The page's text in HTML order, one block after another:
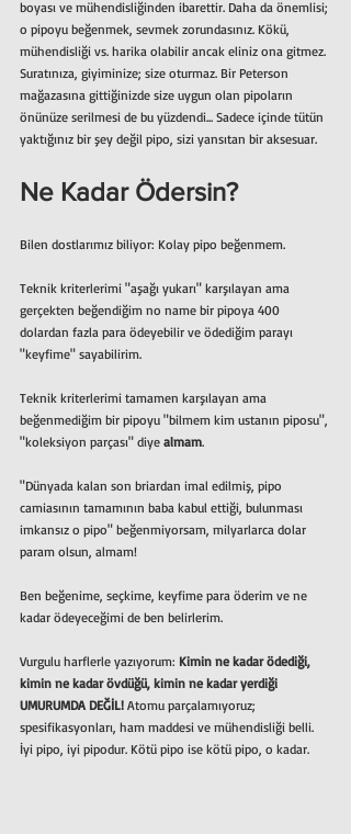
boyası ve mühendisliğinden ibarettir. Daha da önemlisi;
o pipoyu beğenmek, sevmek zorundasınız. Kökü,
mühendisliği vs. harika olabilir ancak eliniz ona gitmez.
Suratınıza, giyiminize; size oturmaz. Bir Peterson
mağazasına gittiğinizde size uygun olan pipoların
önünüze serilmesi de bu yüzdendi... Sadece içinde tütün
yaktığınız bir şey değil pipo, sizi yansıtan bir aksesuar.
Ne Kadar Ödersin?
Bilen dostlarımız biliyor: Kolay pipo beğenmem.
Teknik kriterlerimi "aşağı yukarı" karşılayan ama
gerçekten beğendiğim no name bir pipoya 400
dolardan fazla para ödeyebilir ve ödediğim parayı
"keyfime" sayabilirim.
Teknik kriterlerimi tamamen karşılayan ama
beğenmediğim bir pipoyu "bilmem kim ustanın piposu",
"koleksiyon parçası" diye almam.
"Dünyada kalan son briardan imal edilmiş, pipo
camiasının tamamının baba kabul ettiği, bulunması
imkansız o pipo" beğenmiyorsam, milyarlarca dolar
param olsun, almam!
Ben beğenime, seçkime, keyfime para öderim ve ne
kadar ödeyeceğimi de ben belirlerim.
Vurgulu harflerle yazıyorum: Kimin ne kadar ödediği,
kimin ne kadar övdüğü, kimin ne kadar yerdiği
UMURUMDA DEĞİL! Atomu parçalamıyoruz;
spesifikasyonları, ham maddesi ve mühendisliği belli.
İyi pipo, iyi pipodur. Kötü pipo ise kötü pipo, o kadar.